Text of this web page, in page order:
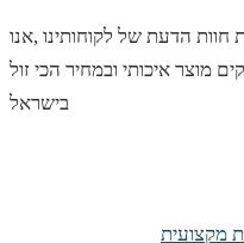
הדעת של לקוחותינו ,אנו
מוצר איכותי ובמחיר הכי זול
בישראל